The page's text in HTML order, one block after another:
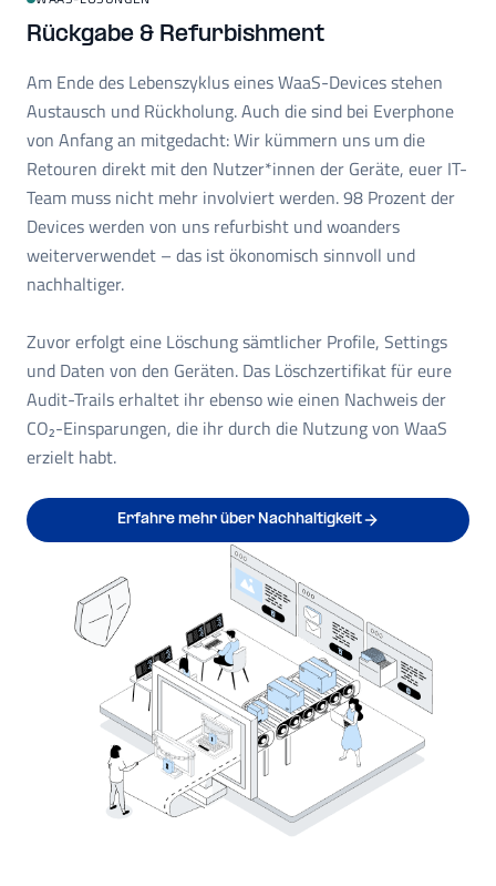
Rückgabe & Refurbishment
Am Ende des Lebenszyklus eines WaaS-Devices stehen
Austausch und Rückholung. Auch die sind bei Everphone
von Anfang an mitgedacht: Wir kümmern uns um die
Retouren direkt mit den Nutzer*innen der Geräte, euer IT-
Team muss nicht mehr involviert werden. 98 Prozent der
Devices werden von uns refurbisht und woanders
weiterverwendet – das ist ökonomisch sinnvoll und
nachhaltiger.
Zuvor erfolgt eine Löschung sämtlicher Profile, Settings
und Daten von den Geräten. Das Löschzertifikat für eure
Audit-Trails erhaltet ihr ebenso wie einen Nachweis der
CO₂-Einsparungen, die ihr durch die Nutzung von WaaS
erzielt habt.
Erfahre mehr über Nachhaltigkeit